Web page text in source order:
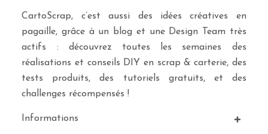
CartoScrap, c’est aussi des idées créatives en
pagaille, grâce à un blog et une Design Team très
actifs : découvrez toutes les semaines des
réalisations et conseils DIY en scrap & carterie, des
tests produits, des tutoriels gratuits, et des
challenges récompensés !
Informations